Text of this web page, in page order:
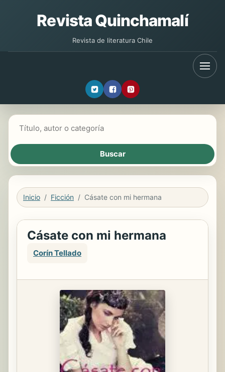
Revista Quinchamalí
Revista de literatura Chile
Inicio Ficción Cásate con mi hermana
Cásate con mi hermana
Corín Tellado